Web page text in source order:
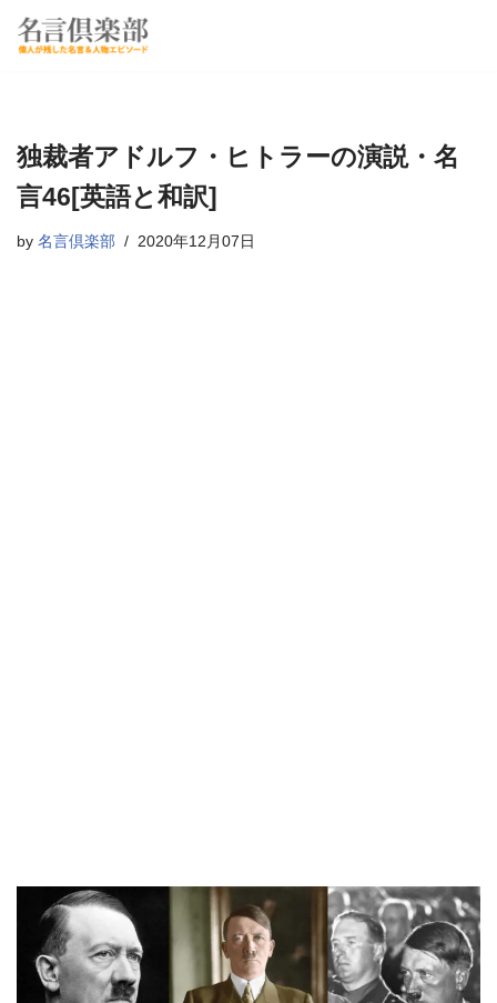
コ
ツ
へ
キ
独裁者アドルフ・ヒトラーの演説・名
言46[英語と和訳]
by 名言倶楽部 2020年12月07日